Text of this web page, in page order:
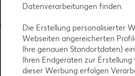
Geflügel-Rezepte
Lamm-Rezepte
Grill-Rezepte
Datenverarbeitungen finden.
Die Erstellung personalisierter
Webseiten angereicherten
Ihre genauen Standortdaten)
Ihren Endgeräten zur
dieser Werbung erfolgen